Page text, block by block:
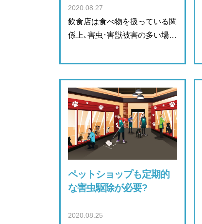
2020.08.27
飲食店は食べ物を扱っている関
係上､害虫･害獣被害の多い場…
ペットショップも定期的
な害虫駆除が必要?
2020.08.25